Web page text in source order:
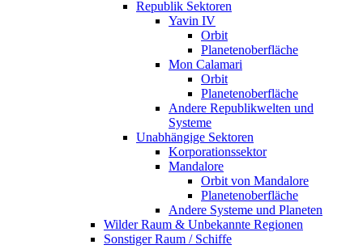
Republik Sektoren
Yavin IV
Orbit
Planetenoberfläche
Mon Calamari
Orbit
Planetenoberfläche
Andere Republikwelten und
Systeme
Unabhängige Sektoren
Korporationssektor
Mandalore
Orbit von Mandalore
Planetenoberfläche
Andere Systeme und Planeten
Wilder Raum & Unbekannte Regionen
Sonstiger Raum / Schiffe